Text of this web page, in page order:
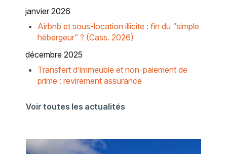
janvier 2026
Airbnb et sous-location illicite : fin du “simple
hébergeur” ? (Cass. 2026)
décembre 2025
Transfert d’immeuble et non-paiement de
prime : revirement assurance
Voir toutes les actualités